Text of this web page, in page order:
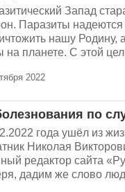
Запад
Паразиты надеются
нашу Родину,
на планете. С этой
2022
по
года ушёл из
Николая
редактор сайта
дадим же слово